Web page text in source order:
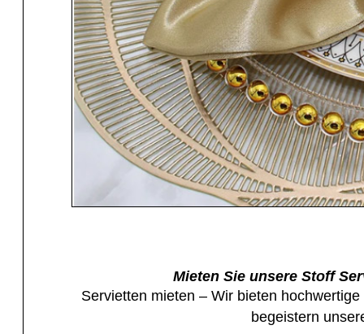
Mieten Sie unsere Stoff
Servietten mieten – Wir bieten
begeistern